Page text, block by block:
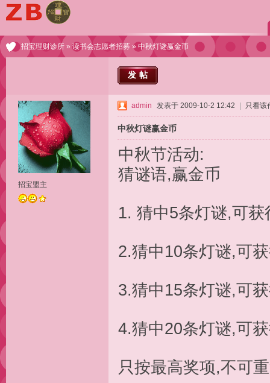
招宝理财诊所 »读书会志愿者招募 » 中秋灯谜赢金币
发帖
招宝盟主
admin 发表于 2009-10-2 12:42 只看该
中秋灯谜赢金币
中秋节活动:
猜谜语,赢金币
1. 猜中5条灯谜,可
2.猜中10条灯谜,可
3.猜中15条灯谜,可
4.猜中20条灯谜,可
只按最高奖项,不可